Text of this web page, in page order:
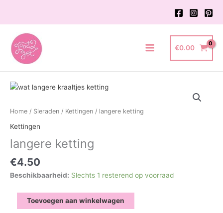
de
inhoud
Main
Menu
€0.00
Home / Sieraden / Kettingen / langere ketting
Kettingen
langere ketting
€4.50
Beschikbaarheid: Slechts 1 resterend op voorraad
langere
ketting
Toevoegen aan winkelwagen